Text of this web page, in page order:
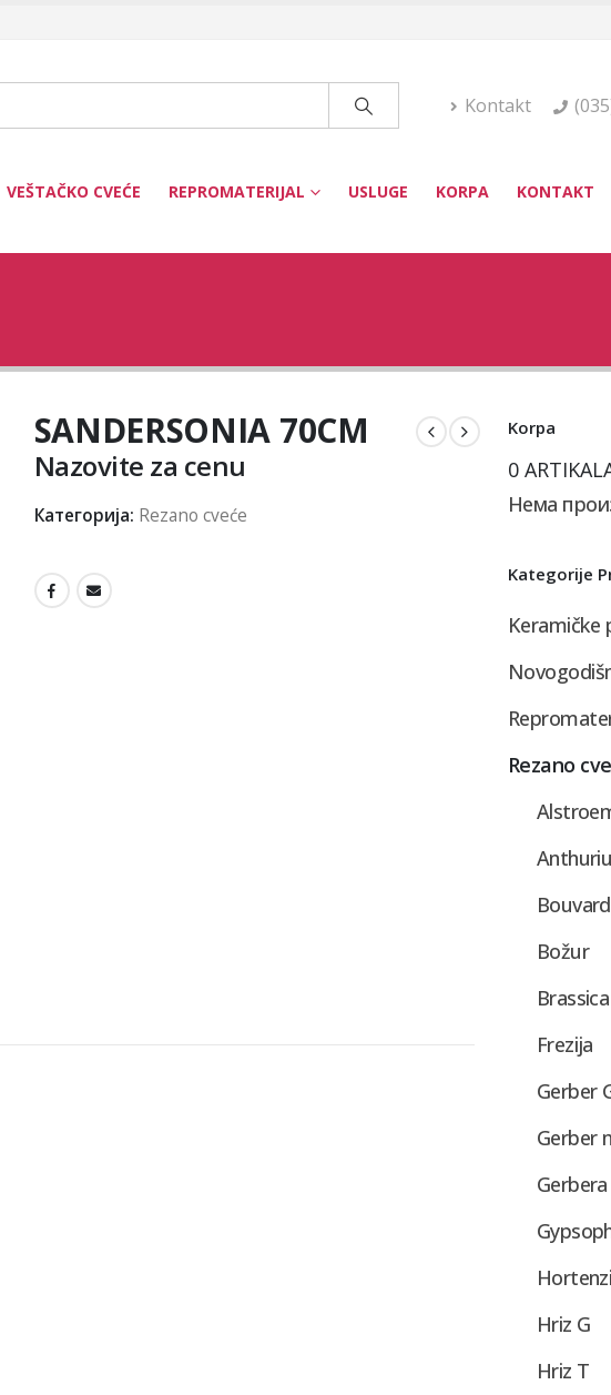
Kontakt
VEŠTAČKO CVEĆE REPROMATERIJAL USLUGE KORPA KONTAKT
SANDERSONIA 70CM
Nazovite za cenu
Категорија: Rezano cveće
Korpa
0
Нема
Kategorije
Keramičke
Rezano
Božur
Brassica
Frezija
Gerber
Gerber
Hriz G
Hriz T